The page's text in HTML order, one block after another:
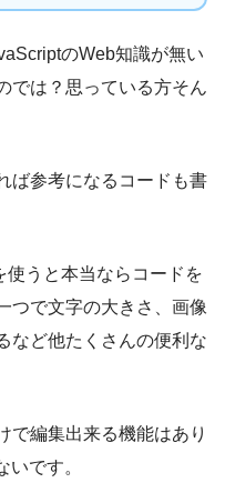
のWeb知識が無い
では？思っている方そん
ば参考になるコードも書
使うと本当ならコードを
つで文字の大きさ、画像
など他たくさんの便利な
で編集出来る機能はあり
いです。